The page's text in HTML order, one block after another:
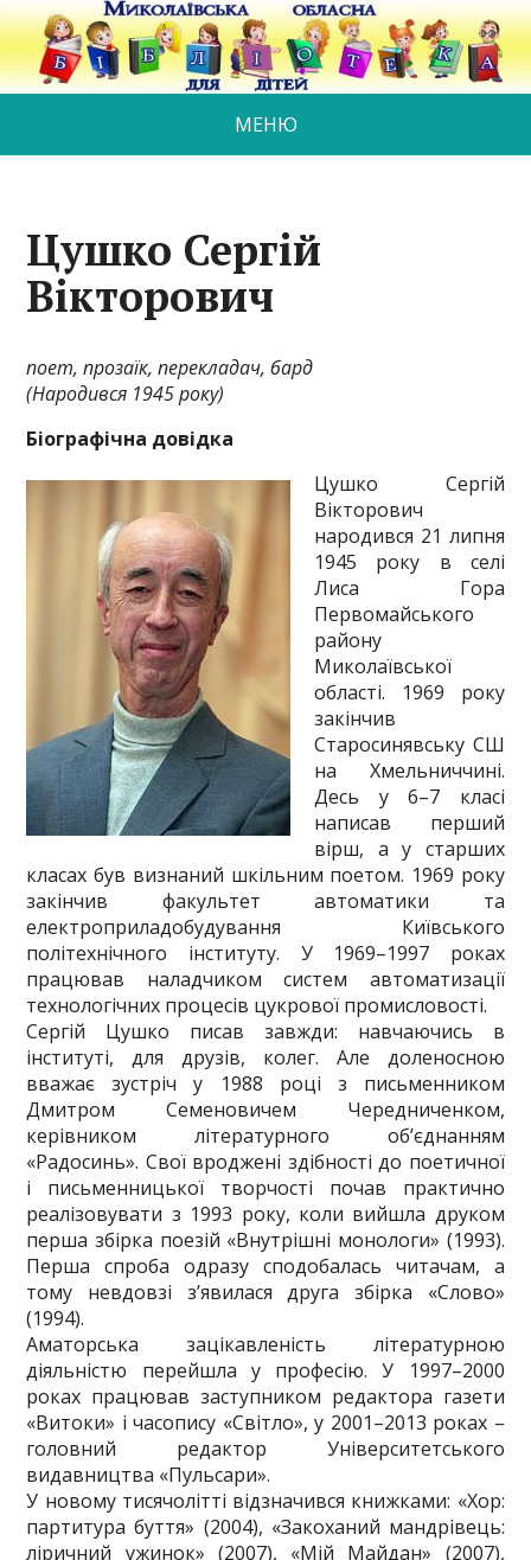
МЕНЮ
Цушко Сергій
Вікторович
поет, прозаїк, перекладач, бард
(Народився 1945року)
Біографічна довідка
Цушко Сергiй
Вікторович
народився 21 липня
1945 року в селі
Лиса Гора
Первомайського
району
Миколаївської
області. 1969 року
закінчив
Старосинявську СШ
на Хмельниччині.
Десь у 6–7 класі
написав перший
вірш, а у старших
класах був визнаний шкільним поетом. 1969 року
закінчив факультет автоматики та
електроприладобудування Київського
політехнічного інституту. У 1969–1997 роках
працював наладчиком систем автоматизації
технологічних процесів цукрової промисловості.
Сергiй Цушко писав завжди: навчаючись в
інституті, для друзів, колег. Але доленосною
вважає зустріч у 1988 році з письменником
Дмитром Семеновичем Чередниченком,
керівником літературного об’єднанням
«Радосинь». Свої вроджені здібності до поетичної
і письменницької творчості почав практично
реалізовувати з 1993 року, коли вийшла друком
перша збірка поезій «Внутрішні монологи» (1993).
Перша спроба одразу сподобалась читачам, а
тому невдовзі з’явилася друга збірка «Слово»
(1994).
Аматорська зацікавленість літературною
діяльністю перейшла у професію. У 1997–2000
роках працював заступником редактора газети
«Витоки» і часопису «Світло», у 2001–2013 роках –
головний редактор Університетського
видавництва «Пульсари».
У новому тисячолітті відзначився книжками: «Хор:
партитура буття» (2004), «Закоханий мандрівець:
ліричний ужинок» (2007), «Мій Майдан» (2007),